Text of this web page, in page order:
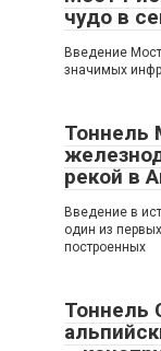
чудо в
Введение
значимых
Тоннель
рекой в
Введение в
один из
построенных
Тоннель